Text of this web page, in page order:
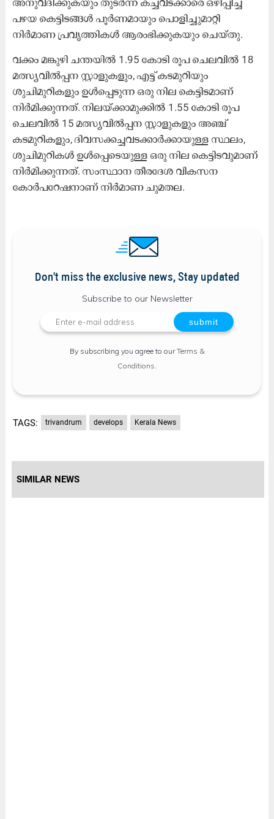
പഴയ കെട്ടിടങ്ങൾ പൂർണമായും പൊളിച്ചുമാറ്റി
നിർമാണ പ്രവൃത്തികൾ ആരംഭിക്കുകയും ചെയ്തു.
വക്കം മങ്കുഴി ചന്തയിൽ 1.95 കോടി രൂപ ചെലവിൽ 18
മത്സ്യവിൽപ്പന സ്റ്റാളുകളും, എട്ട് കടമുറിയും
ശുചിമുറികളും ഉൾപ്പെടുന്ന ഒരു നില കെട്ടിടമാണ്
നിർമിക്കുന്നത്. നിലയ്ക്കാമുക്കിൽ 1.55 കോടി രൂപ
ചെലവിൽ 15 മത്സ്യവിൽപ്പന സ്റ്റാളുകളും അഞ്ച്
കടമുറികളും, ദിവസക്കച്ചവടക്കാർക്കായുള്ള സ്ഥലം,
ശുചിമുറികൾ ഉൾപ്പെടെയുള്ള ഒരു നില കെട്ടിടവുമാണ്
നിർമിക്കുന്നത്. സംസ്ഥാന തീരദേശ വികസന
കോർപറേഷനാണ് നിർമാണ ചുമതല.
Don't miss the exclusive news, Stay updated
Subscribe to our Newsletter
By subscribing you agree to ourTerms &
Conditions
TAGS: trivandrum develops Kerala News
SIMILAR NEWS